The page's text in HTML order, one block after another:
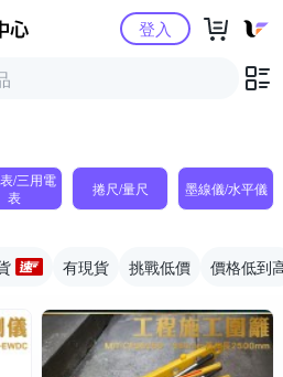
Yahoo購物中心登入
/三用電
表
捲尺/量尺 墨線儀/水平儀
有現貨 挑戰低價 價格低到